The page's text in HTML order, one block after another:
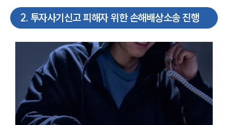
2. 투자사기신고 피해자 위한 손해배상소송 진행